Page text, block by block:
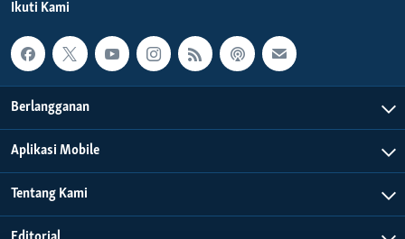
Ikuti Kami
Berlangganan
Aplikasi Mobile
Tentang Kami